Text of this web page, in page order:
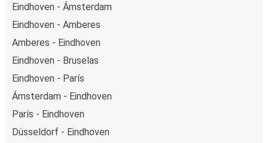
Eindhoven - Ámsterdam
Eindhoven - Amberes
Amberes - Eindhoven
Eindhoven - Bruselas
Eindhoven - París
Ámsterdam - Eindhoven
París - Eindhoven
Düsseldorf - Eindhoven